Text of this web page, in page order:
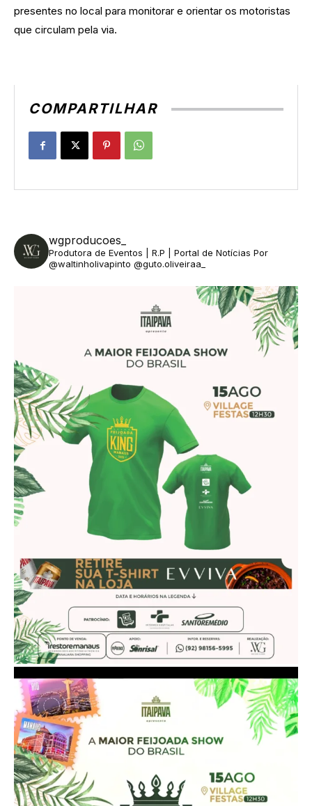
presentes no local para monitorar e orientar os motoristas
que circulam pela via.
COMPARTILHAR
wgproducoes_
Produtora de Eventos | R.P | Portal de Notícias Por
@waltinholivapinto @guto.oliveiraa_